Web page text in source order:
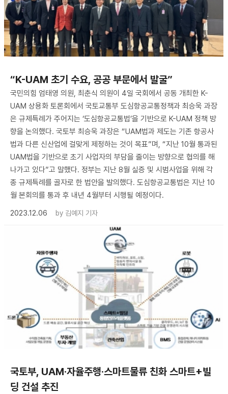
“K-UAM 초기 수요, 공공 부문에서 발굴”
국민의힘 엄태영 의원, 최춘식 의원이 4일 국회에서 공동 개최한 K-
UAM 상용화 토론회에서 국토교통부 도심항공교통정책과 최승욱 과장
은 규제특례가 주어지는 ‘도심항공교통법’을 기반으로 K-UAM 정책 방
향을 논의했다. 국토부 최승욱 과장은 “UAM법과 제도는 기존 항공사
법과 다른 신산업에 걸맞게 제정하는 것이 목표”며, “지난 10월 통과된
UAM법을 기반으로 초기 사업자의 부담을 줄이는 방향으로 협의를 해
나가고 있다”고 말했다. 정부는 지난 8월 실증 및 시범사업을 위해 각
종 규제특례를 골자로 한 법안을 발의했다. 도심항공교통법은 지난 10
월 본회의를 통과 후 내년 4월부터 시행될 예정이다.
2023.12.06
by 김예지 기자
국토부, UAM·자율주행·스마트물류 친화 스마트+빌
딩 건설 추진